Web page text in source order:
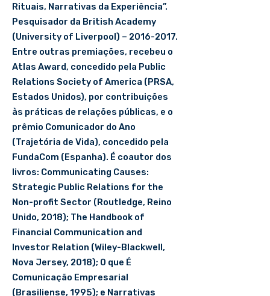
Rituais, Narrativas da Experiência”.
Pesquisador da British Academy
(University of Liverpool) – 2016-2017.
Entre outras premiações, recebeu o
Atlas Award, concedido pela Public
Relations Society of America (PRSA,
Estados Unidos), por contribuições
às práticas de relações públicas, e o
prêmio Comunicador do Ano
(Trajetória de Vida), concedido pela
FundaCom (Espanha). É coautor dos
livros: Communicating Causes:
Strategic Public Relations for the
Non-profit Sector (Routledge, Reino
Unido, 2018); The Handbook of
Financial Communication and
Investor Relation (Wiley-Blackwell,
Nova Jersey, 2018); O que É
Comunicação Empresarial
(Brasiliense, 1995); e Narrativas